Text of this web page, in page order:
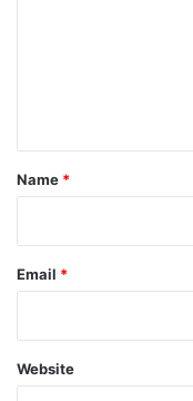
*
Name *
Email *
Website